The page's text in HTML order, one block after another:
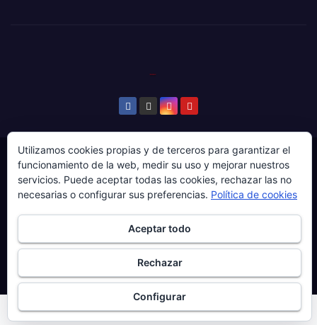
© Copyright 2024. Todos los derechos reservados.
Web gestionada por Producciones Audiovisuales El
Guaje Visuals.
Sobre ‘Ḷḷena a esgaya’ Publicidad
Política de privacidad
Política de cookies
Más información sobre las cookies
Utilizamos cookies propias y de terceros para garantizar el
funcionamiento de la web, medir su uso y mejorar nuestros
servicios. Puede aceptar todas las cookies, rechazar las no
necesarias o configurar sus preferencias. Política de cookies
Aceptar todo
Rechazar
Configurar